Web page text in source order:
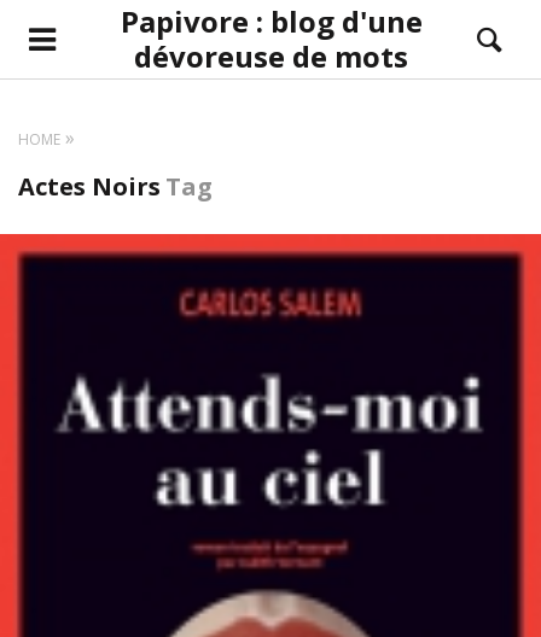
Papivore : blog d'une
dévoreuse de mots
HOME
Actes Noirs Tag